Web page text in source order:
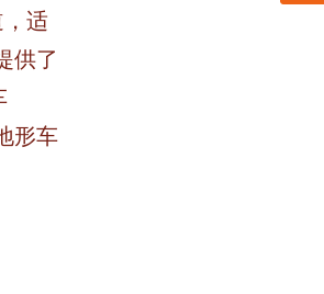
适
供了
形车